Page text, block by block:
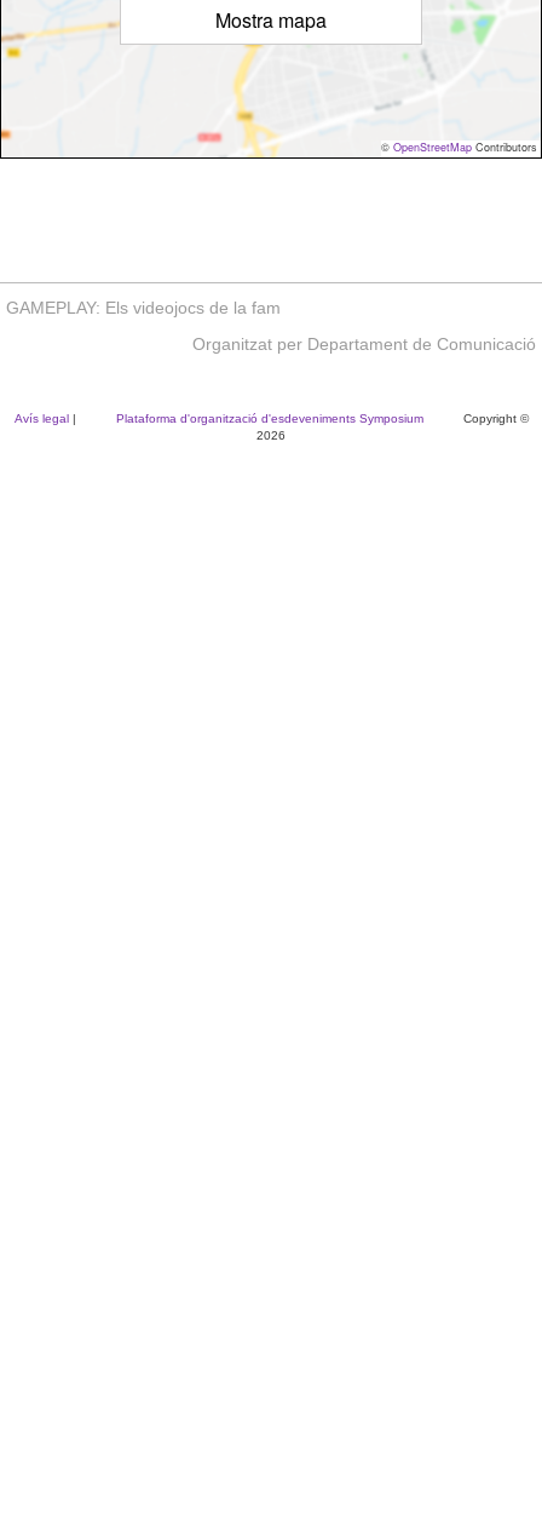
Mostra mapa
© OpenStreetMap Contributors
GAMEPLAY: ​Els videojocs de la fam
Organitzat per Departament de Comunicació
Avís legal | Plataforma d'organització d'esdeveniments Symposium
Copyright ©
2026